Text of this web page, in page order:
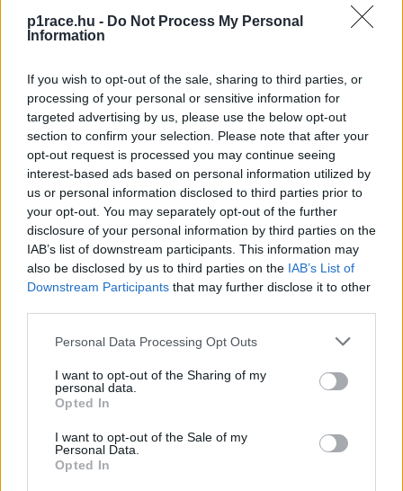
p1race.hu - Do Not Process My Personal
Information
If you wish to opt-out of the sale, sharing to third parties, or
processing of your personal or sensitive information for
targeted advertising by us, please use the below opt-out
section to confirm your selection. Please note that after your
opt-out request is processed you may continue seeing
interest-based ads based on personal information utilized by
us or personal information disclosed to third parties prior to
your opt-out. You may separately opt-out of the further
disclosure of your personal information by third parties on the
IAB’s list of downstream participants. This information may
also be disclosed by us to third parties on the IAB’s List of
Downstream Participants that may further disclose it to other
Please note that this website/app uses one or more Google
not limited to your visit or usage behaviour. You may click to
grant or deny consent to Google and its third-party tags to
use your data for below specified purposes in below Google
consent section.
Personal Data Processing Opt Outs
I want to opt-out of the Sharing of my
personal data.
Opted In
I want to opt-out of the Sale of my
Personal Data.
Opted In